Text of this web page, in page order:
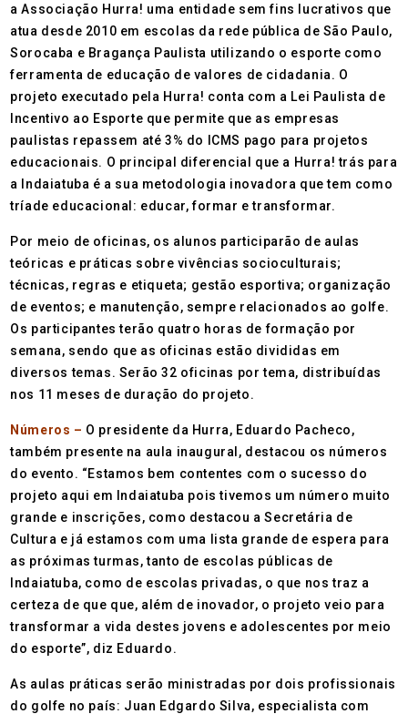
a Associação Hurra! uma entidade sem fins lucrativos que
atua desde 2010 em escolas da rede pública de São Paulo,
Sorocaba e Bragança Paulista utilizando o esporte como
ferramenta de educação de valores de cidadania. O
projeto executado pela Hurra! conta com a Lei Paulista de
Incentivo ao Esporte que permite que as empresas
paulistas repassem até 3% do ICMS pago para projetos
educacionais. O principal diferencial que a Hurra! trás para
a Indaiatuba é a sua metodologia inovadora que tem como
tríade educacional: educar, formar e transformar.
Por meio de oficinas, os alunos participarão de aulas
teóricas e práticas sobre vivências socioculturais;
técnicas, regras e etiqueta; gestão esportiva; organização
de eventos; e manutenção, sempre relacionados ao golfe.
Os participantes terão quatro horas de formação por
semana, sendo que as oficinas estão divididas em
diversos temas. Serão 32 oficinas por tema, distribuídas
nos 11 meses de duração do projeto.
Números – O presidente da Hurra, Eduardo Pacheco,
também presente na aula inaugural, destacou os números
do evento. “Estamos bem contentes com o sucesso do
projeto aqui em Indaiatuba pois tivemos um número muito
grande e inscrições, como destacou a Secretária de
Cultura e já estamos com uma lista grande de espera para
as próximas turmas, tanto de escolas públicas de
Indaiatuba, como de escolas privadas, o que nos traz a
certeza de que que, além de inovador, o projeto veio para
transformar a vida destes jovens e adolescentes por meio
do esporte”, diz Eduardo.
As aulas práticas serão ministradas por dois profissionais
do golfe no país: Juan Edgardo Silva, especialista com